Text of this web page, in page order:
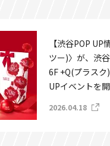
【渋谷POP
ツー)〉が、渋
6F +Q(プラス
UPイベントを
2026.04.18